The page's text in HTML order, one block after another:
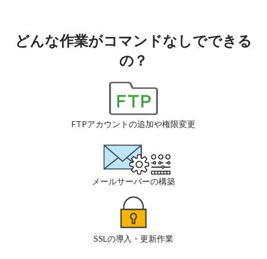
どんな作業がコマンドなしでできる
の？
FTPアカウントの追加や権限変更
メールサーバーの構築
SSLの導入・更新作業